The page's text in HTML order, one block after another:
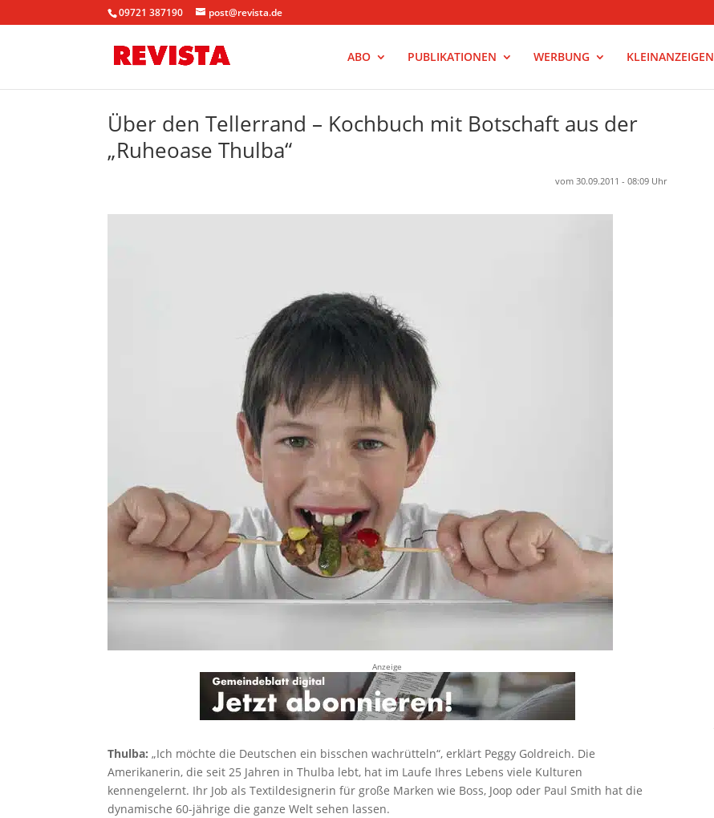
09721 387190 post@revista.de
ABO PUBLIKATIONEN WERBUNG KLEINANZEIGEN
Über den Tellerrand – Kochbuch mit Botschaft aus der
„Ruheoase Thulba“
vom 30.09.2011 - 08:09 Uhr
Anzeige
Thulba: „Ich möchte die Deutschen ein bisschen wachrütteln“, erklärt Peggy Goldreich. Die
Amerikanerin, die seit 25 Jahren in Thulba lebt, hat im Laufe Ihres Lebens viele Kulturen
kennengelernt. Ihr Job als Textildesignerin für große Marken wie Boss, Joop oder Paul Smith hat die
dynamische 60-jährige die ganze Welt sehen lassen.